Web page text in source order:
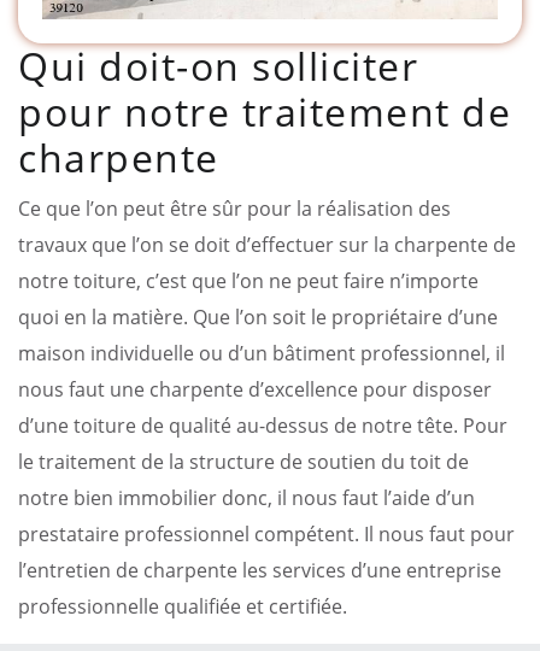
Qui doit-on solliciter
pour notre traitement de
charpente
Ce que l’on peut être sûr pour la réalisation des
travaux que l’on se doit d’effectuer sur la charpente de
notre toiture, c’est que l’on ne peut faire n’importe
quoi en la matière. Que l’on soit le propriétaire d’une
maison individuelle ou d’un bâtiment professionnel, il
nous faut une charpente d’excellence pour disposer
d’une toiture de qualité au-dessus de notre tête. Pour
le traitement de la structure de soutien du toit de
notre bien immobilier donc, il nous faut l’aide d’un
prestataire professionnel compétent. Il nous faut pour
l’entretien de charpente les services d’une entreprise
professionnelle qualifiée et certifiée.